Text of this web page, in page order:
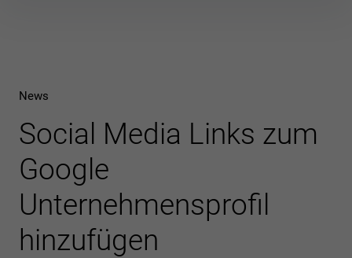
News
Social Media Links zum
Google
Unternehmensprofil
hinzufügen